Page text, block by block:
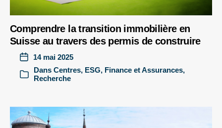
Comprendre la transition immobilière en
Suisse au travers des permis de construire
14 mai 2025
Dans Centres, ESG, Finance et Assurances,
Recherche